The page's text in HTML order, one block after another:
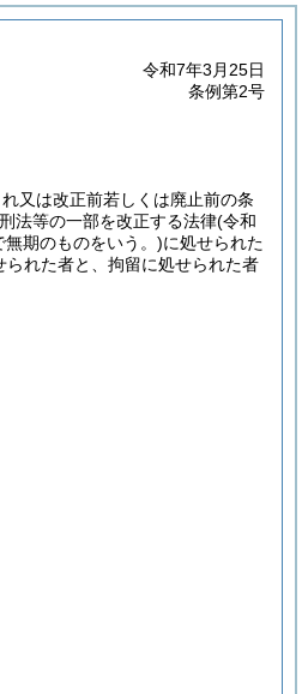
令和7年3月25日
条例第2号
又は改正前若しくは廃止前の条
法等の一部を改正する法律(令和
期のものをいう。)に処せられた
られた者と、拘留に処せられた者